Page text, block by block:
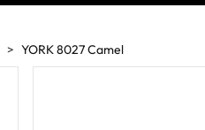
YORK 8027 Camel